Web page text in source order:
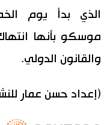
الذي بدأ يوم
موسكو بأنها
والقانون الدولي.
(إعداد حسن عمار